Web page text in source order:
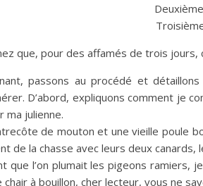
que, pour des affamés de trois jours,
passons au procédé et
D’abord, expliquons comment je
ma julienne.
de mouton et une vieille poule
de la chasse avec leurs deux
que l’on plumait les pigeons ramiers,
chair à bouillon, cher lecteur, vous ne